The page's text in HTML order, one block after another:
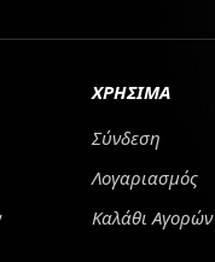
ΧΡΗΣΙΜΑ
Σύνδεση
Λογαριασμός
Καλάθι Αγορών